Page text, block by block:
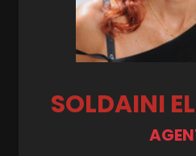
SOLDAINI